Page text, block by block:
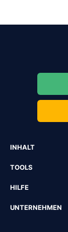
INHALT
TOOLS
HILFE
UNTERNEHMEN